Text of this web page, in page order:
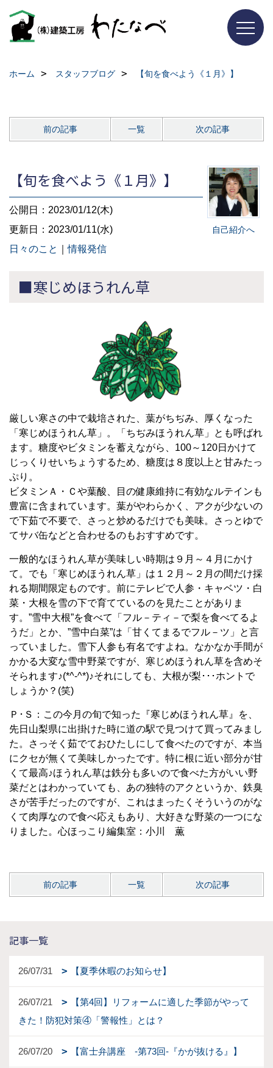
ホーム スタッフブログ 【旬を食べよう《１月》】
前の記事 一覧 次の記事
自己紹介へ
【旬を食べよう《１月》】
公開日：2023/01/12(木)
更新日：2023/01/11(水)
日々のこと
｜情報発信
■寒じめほうれん草
厳しい寒さの中で栽培された、葉がちぢみ、厚くなった
「寒じめほうれん草」。「ちぢみほうれん草」とも呼ばれ
ます。糖度やビタミンを蓄えながら、100～120日かけて
じっくりせいちょうするため、糖度は８度以上と甘みたっ
ぷり。
ビタミンＡ・Ｃや葉酸、目の健康維持に有効なルテインも
豊富に含まれています。葉がやわらかく、アクが少ないの
で下茹で不要で、さっと炒めるだけでも美味。さっとゆで
てサバ缶などと合わせるのもおすすめです。
一般的なほうれん草が美味しい時期は９月～４月にかけ
て。でも「寒じめほうれん草」は１２月～２月の間だけ採
れる期間限定ものです。前にテレビで人参・キャベツ・白
菜・大根を雪の下で育てているのを見たことがありま
す。”雪中大根”を食べて「フル－ティ－で梨を食べてるよ
うだ」とか、”雪中白菜”は「甘くてまるでフル－ツ」と言
っていました。雪下人参も有名ですよね。なかなか手間が
かかる大変な雪中野菜ですが、寒じめほうれん草を含めそ
そられます♪(*^-^*)♪それにしても、大根が梨･･･ホントで
しょうか？(笑)
Ｐ･Ｓ：この今月の旬で知った『寒じめほうれん草』を、
先日山梨県に出掛けた時に道の駅で見つけて買ってみまし
た。さっそく茹でておひたしにして食べたのですが、本当
にクセが無くて美味しかったです。特に根に近い部分が甘
くて最高♪ほうれん草は鉄分も多いので食べた方がいい野
菜だとはわかっていても、あの独特のアクというか、鉄臭
さが苦手だったのですが、これはまったくそういうのがな
くて肉厚なので食べ応えもあり、大好きな野菜の一つにな
りました。心ほっこり編集室：小川 薫
前の記事 一覧 次の記事
記事一覧
26/07/31 【夏季休暇のお知らせ】
26/07/21
【第4回】リフォームに適した季節がやって
きた！防犯対策④「警報性」とは？
26/07/20 【富士弁講座 -第73回-『かが抜ける』】